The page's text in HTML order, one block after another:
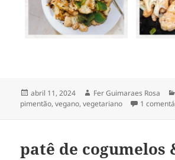
Publicado
em
abril 11, 2024 Autor
Fer Guimaraes Rosa
pimentão,vegano,vegetariano 1
patê de cogumelos